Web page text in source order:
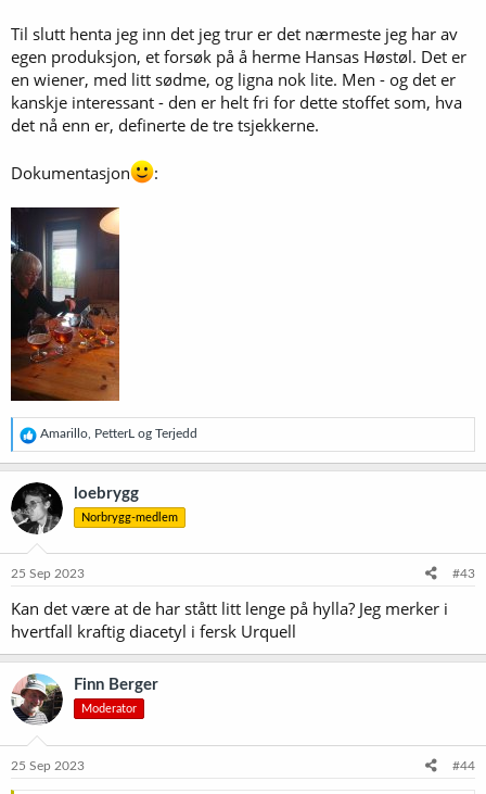
Til slutt henta jeg inn det jeg trur er det nærmeste jeg har av
egen produksjon, et forsøk på å herme Hansas Høstøl. Det er
en wiener, med litt sødme, og ligna nok lite. Men - og det er
kanskje interessant - den er helt fri for dette stoffet som, hva
det nå enn er, definerte de tre tsjekkerne.
Dokumentasjon :
R
e
a
k
s
j
o
e
Amarillo PetterL og Terjedd
loebrygg
Norbrygg-medlem
25 Sep 2023 #43
Kan det være at de har stått litt lenge på hylla? Jeg merker i
hvertfall kraftig diacetyl i fersk Urquell
Finn Berger
Moderator
25 Sep 2023 #44